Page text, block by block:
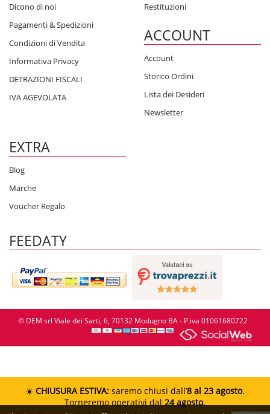
Dicono di noi
Pagamenti & Spedizioni
Condizioni di Vendita
Informativa Privacy
DETRAZIONI FISCALI
IVA AGEVOLATA
Restituzioni
ACCOUNT
Account
Storico Ordini
Lista dei Desideri
Newsletter
EXTRA
Blog
Marche
Voucher Regalo
FEEDATY
© DEM srl Viale dei Sarti, 6, 70132 Modugno BA - P.iva 01061680722
☀️ CHIUSURA ESTIVA: saremo chiusi dall’8 al 23 agosto.
Torneremo operativi dal24 agosto.